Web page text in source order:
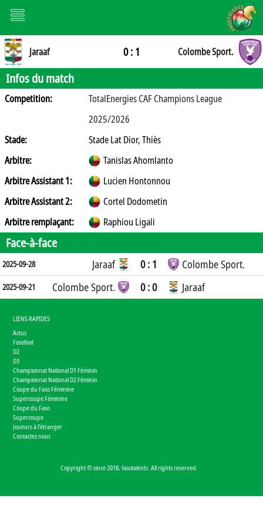
Jaraaf 0 : 1 Colombe Sport.
Infos du match
Competition:
TotalEnergies CAF Champions League
2025/2026
Stade:
Stade Lat Dior, Thiès
Arbitre:
Tanislas Ahomlanto
Arbitre Assistant 1:
Lucien Hontonnou
Arbitre Assistant 2:
Cortel Dodometin
Arbitre remplaçant:
Raphiou Ligali
Face-à-face
2025-09-28 Jaraaf 0 : 1 Colombe Sport.
2025-09-21 Colombe Sport. 0 : 0 Jaraaf
LIENS RAPIDES
Actus
Fasofoot
D2
D3
Championnat National D1 Féminin
Championnat National D2 Féminin
Coupe du Faso Féminine
Supercoupe Féminine
Coupe du Faso
Supercoupe
Joueurs à l'étranger
Contactez nous
Copyright © since 2018, fasotalents. All rights reserved.